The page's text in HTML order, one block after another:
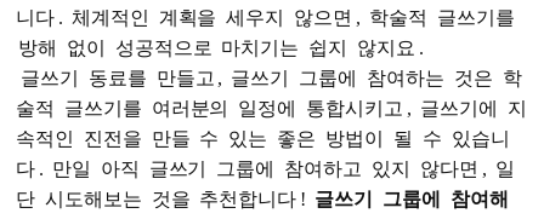
니다 . 체계적인 계획을 세우지 않으면 , 학술적
글쓰기를
방해
없이 성공적으로 마치기는 쉽지 않지요 .
글쓰기
동료를 만들고 , 글쓰기 그룹에 참여하는 것은 학
술적
글쓰기를 여러분의 일정에 통합시키고 , 글쓰기에
지
속적인
진전을 만들 수 있는 좋은 방법이 될 수 있습니
다 . 만일 아직 글쓰기 그룹에 참여하고 있지 않다면 , 일
단 시도해보는 것을 추천합니다 ! 글쓰기 그룹에
참여해